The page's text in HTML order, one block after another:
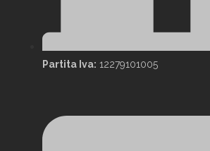
Partita Iva: 12279101005